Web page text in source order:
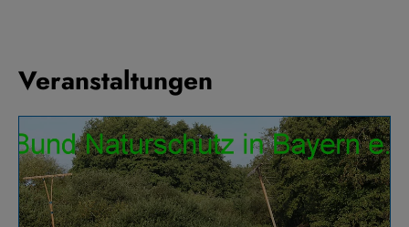
Veranstaltungen